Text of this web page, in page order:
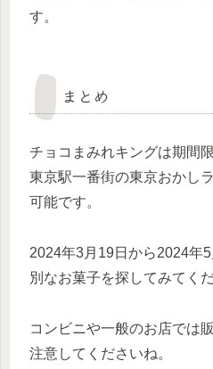
す。
まとめ
チョコまみれキングは期間
東京駅一番街の東京おかし
可能です。
2024年3月19日から2024年
別なお菓子を探してみてくだ
コンビニや一般のお店では
注意してくださいね。